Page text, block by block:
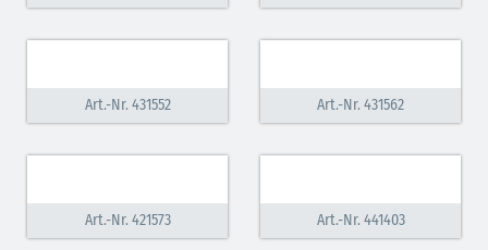
Art.-Nr. 431552 Art.-Nr. 431562
Art.-Nr. 421573 Art.-Nr. 441403